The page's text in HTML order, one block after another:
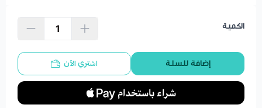
الكمية
إضافة للسلة اشتري الآن